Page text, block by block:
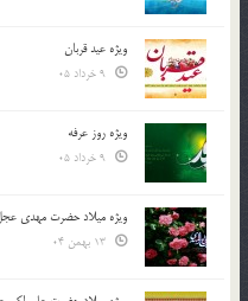
ویژه عید قربان
ویژه روز عرفه
ویژه میلاد حضرت مهدی عجل